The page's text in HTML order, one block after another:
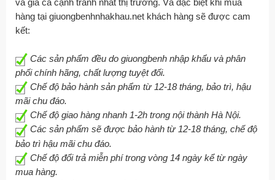
và giá cả cạnh tranh nhất thị trường. Và đặc biệt khi mua
hàng tại giuongbenhnhakhau.net khách hàng sẽ được cam
kết:
Các sản phẩm đều do giuongbenh nhập khẩu và phân
phối chính hãng, chất lượng tuyệt đối.
Chế độ bảo hành sản phẩm từ 12-18 tháng, bảo trì, hậu
mãi chu đáo.
Chế độ giao hàng nhanh 1-2h trong nội thành Hà Nội.
Các sản phẩm sẽ được bảo hành từ 12-18 tháng, chế độ
bảo trì hậu mãi chu đáo.
Chế độ đổi trả miễn phí trong vòng 14 ngày kể từ ngày
mua hàng.